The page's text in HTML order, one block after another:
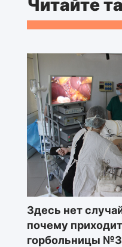
Читайте
Здесь нет
почему
горбольницы